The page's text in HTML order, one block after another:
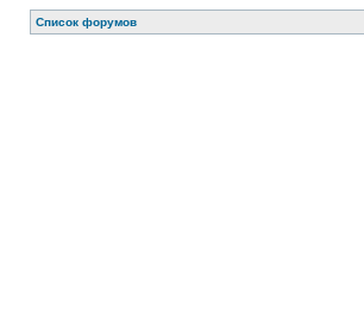
Список форумов